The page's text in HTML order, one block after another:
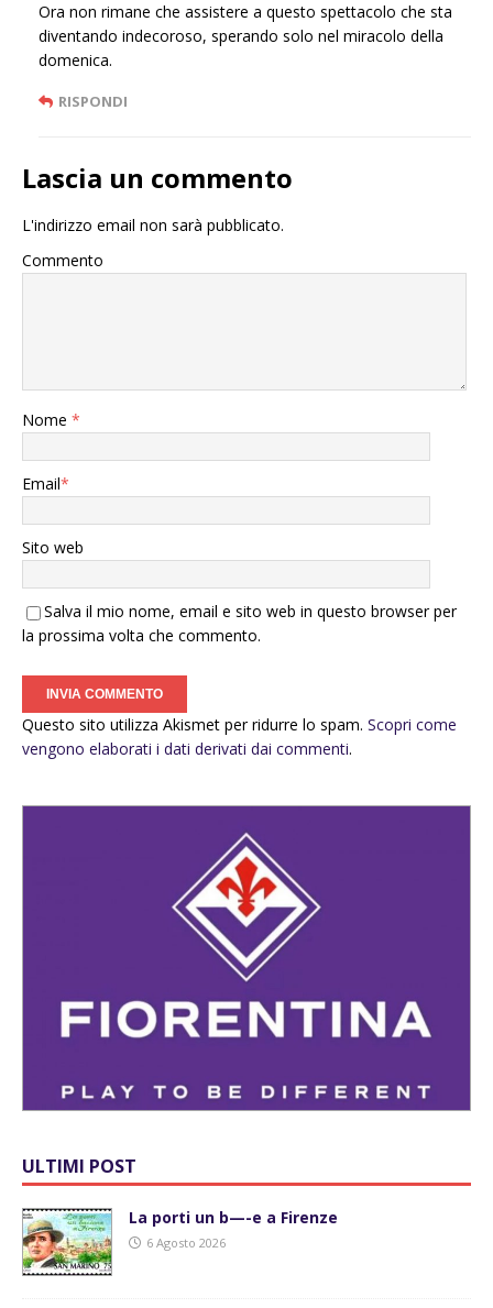
Ora non rimane che assistere a questo spettacolo che sta
diventando indecoroso, sperando solo nel miracolo della
domenica.
RISPONDI
Lascia un commento
L'indirizzo email non sarà pubblicato.
Commento
Nome *
Email*
Sito web
Salva il mio nome, email e sito web in questo browser per
la prossima volta che commento.
Questo sito utilizza Akismet per ridurre lo spam. Scopri come
vengono elaborati i dati derivati dai commenti.
ULTIMI POST
La porti un b—-e a Firenze
6 Agosto 2026